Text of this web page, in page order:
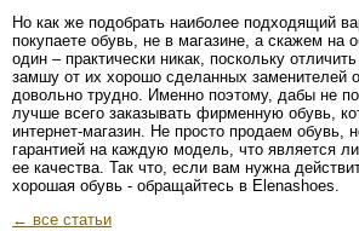
Но как же подобрать наиболее подходящий
покупаете обувь, не в магазине, а скажем на
один – практически никак, поскольку
замшу от их хорошо сделанных заменителей
довольно трудно. Именно поэтому, дабы не
лучше всего заказывать фирменную обувь,
интернет-магазин. Не просто продаем обувь,
гарантией на каждую модель, что является
ее качества. Так что, если вам нужна
хорошая обувь - обращайтесь в Elenashoes.
← все статьи